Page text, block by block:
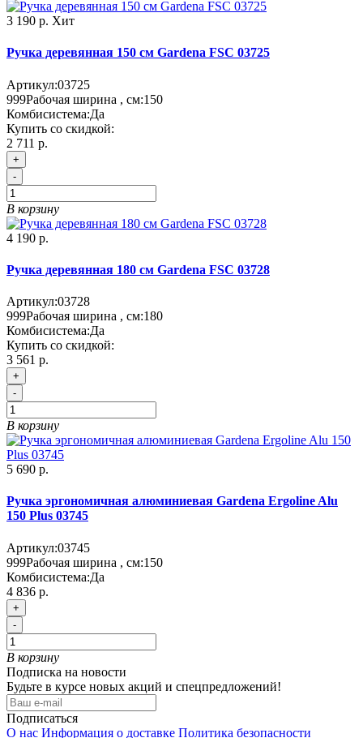
3 190 р. Хит
Ручка деревянная 150 см Gardena FSC 03725
Артикул:03725
999Рабочая ширина , см:150
Комбисистема:Да
Купить со скидкой:
2 711 р.
+
-
В корзину
4 190 р.
Ручка деревянная 180 см Gardena FSC 03728
Артикул:03728
999Рабочая ширина , см:180
Комбисистема:Да
Купить со скидкой:
3 561 р.
+
-
В корзину
5 690 р.
Ручка эргономичная алюминиевая Gardena Ergoline Alu
150 Plus 03745
Артикул:03745
999Рабочая ширина , см:150
Комбисистема:Да
4 836 р.
+
-
В корзину
Подписка на новости
Будьте в курсе новых акций и спецпредложений!
Подписаться
О нас Информация о доставке Политика безопасности